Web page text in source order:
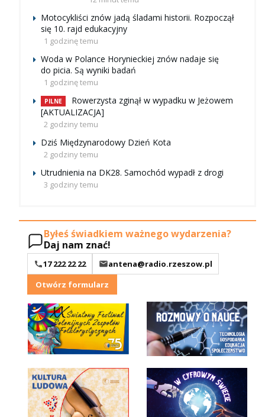
Motocykliści znów jadą śladami historii. Rozpoczął
się 10. rajd edukacyjny
1 godzinę temu
Woda w Polance Horynieckiej znów nadaje się
do picia. Są wyniki badań
1 godzinę temu
PILNE
Rowerzysta zginął w wypadku w Jeżowem
[AKTUALIZACJA]
2 godziny temu
Dziś Międzynarodowy Dzień Kota
2 godziny temu
Utrudnienia na DK28. Samochód wypadł z drogi
3 godziny temu
Byłeś świadkiem ważnego wydarzenia?
Daj nam znać!
17 222 22 22
antena@radio.rzeszow.pl
Otwórz formularz